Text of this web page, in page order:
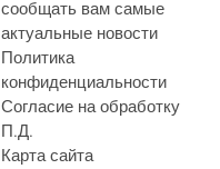
сообщать вам самые
актуальные новости
Политика
конфиденциальности
Согласие на обработку
П.Д.
Карта сайта